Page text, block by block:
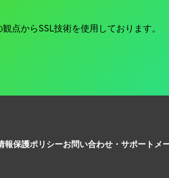
点からSSL技術を使用しております。
報保護ポリシーお問い合わせ・サポート メ